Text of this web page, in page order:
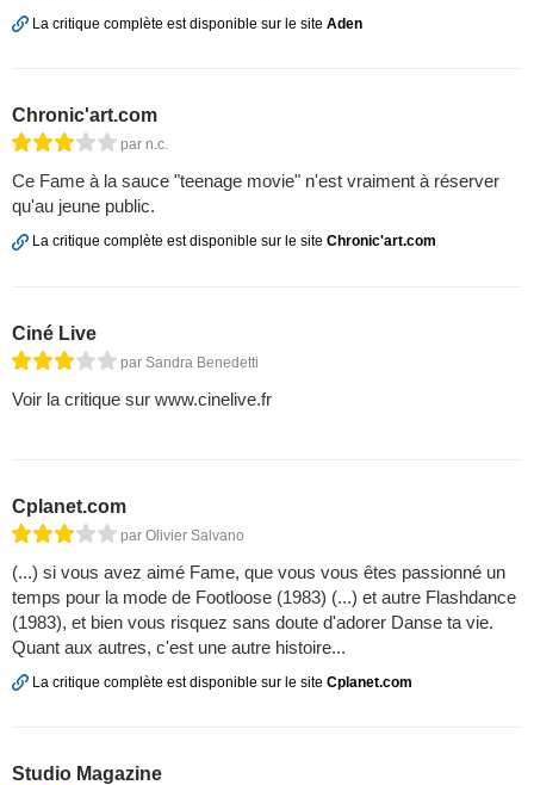
La critique complète est disponible sur le site Aden
Chronic'art.com
par n.c.
Ce Fame à la sauce "teenage movie" n'est vraiment à réserver
qu'au jeune public.
La critique complète est disponible sur le site Chronic'art.com
Ciné Live
par Sandra Benedetti
Voir la critique sur www.cinelive.fr
Cplanet.com
par Olivier Salvano
(...) si vous avez aimé Fame, que vous vous êtes passionné un
temps pour la mode de Footloose (1983) (...) et autre Flashdance
(1983), et bien vous risquez sans doute d'adorer Danse ta vie.
Quant aux autres, c'est une autre histoire...
La critique complète est disponible sur le site Cplanet.com
Studio Magazine